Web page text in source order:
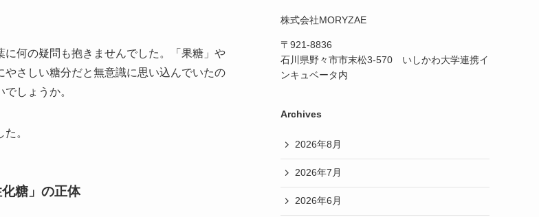
何の疑問も抱きませんでした。「果糖」や
やさしい糖分だと無意識に思い込んでいたの
しょうか。
。
糖」の正体
株式会社MORYZAE
〒921-8836
石川県野々市市末松3-570 いしかわ大学連携イ
ンキュベータ内
Archives
2026年8月
2026年7月
2026年6月